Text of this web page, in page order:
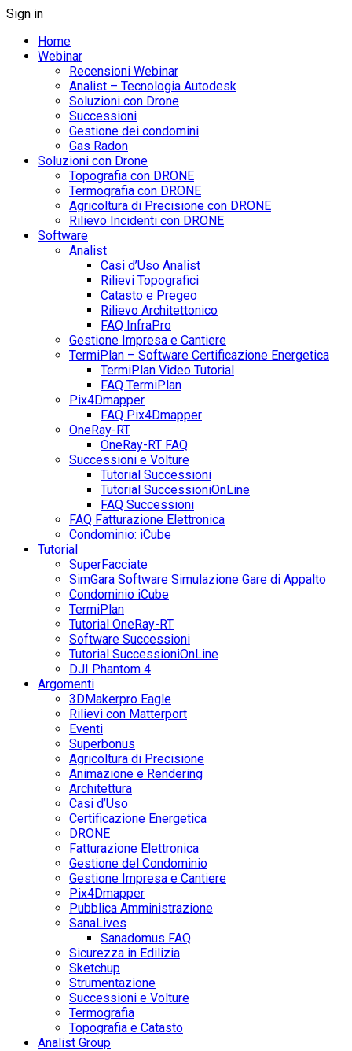
Sign in
Home
Webinar
Recensioni Webinar
Analist – Tecnologia Autodesk
Soluzioni con Drone
Successioni
Gestione dei condomini
Gas Radon
Soluzioni con Drone
Topografia con DRONE
Termografia con DRONE
Agricoltura di Precisione con DRONE
Rilievo Incidenti con DRONE
Software
Analist
Casi d’Uso Analist
Rilievi Topografici
Catasto e Pregeo
Rilievo Architettonico
FAQ InfraPro
Gestione Impresa e Cantiere
TermiPlan – Software Certificazione Energetica
TermiPlan Video Tutorial
FAQ TermiPlan
Pix4Dmapper
FAQ Pix4Dmapper
OneRay-RT
OneRay-RT FAQ
Successioni e Volture
Tutorial Successioni
Tutorial SuccessioniOnLine
FAQ Successioni
FAQ Fatturazione Elettronica
Condominio: iCube
Tutorial
SuperFacciate
SimGara Software Simulazione Gare di Appalto
Condominio iCube
TermiPlan
Tutorial OneRay-RT
Software Successioni
Tutorial SuccessioniOnLine
DJI Phantom 4
Argomenti
3DMakerpro Eagle
Rilievi con Matterport
Eventi
Superbonus
Agricoltura di Precisione
Animazione e Rendering
Architettura
Casi d’Uso
Certificazione Energetica
DRONE
Fatturazione Elettronica
Gestione del Condominio
Gestione Impresa e Cantiere
Pix4Dmapper
Pubblica Amministrazione
SanaLives
Sanadomus FAQ
Sicurezza in Edilizia
Sketchup
Strumentazione
Successioni e Volture
Termografia
Topografia e Catasto
Analist Group